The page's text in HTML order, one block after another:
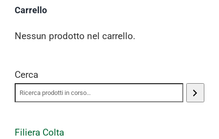
Carrello
Nessun prodotto nel carrello.
Cerca
Filiera Colta